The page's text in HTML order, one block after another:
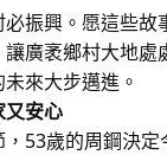
振興。愿這些故
廣袤鄉村大地處
來大步邁進。
又安心
53歲的周鋼決